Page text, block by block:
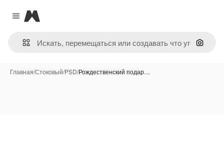
Close menu
Magnific
Поиск
Главная/Стоковый/PSD/Рождественский подар…